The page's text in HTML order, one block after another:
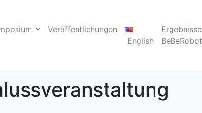
Veröffentlichungen
English
Ergebnisse
BeBeRobot